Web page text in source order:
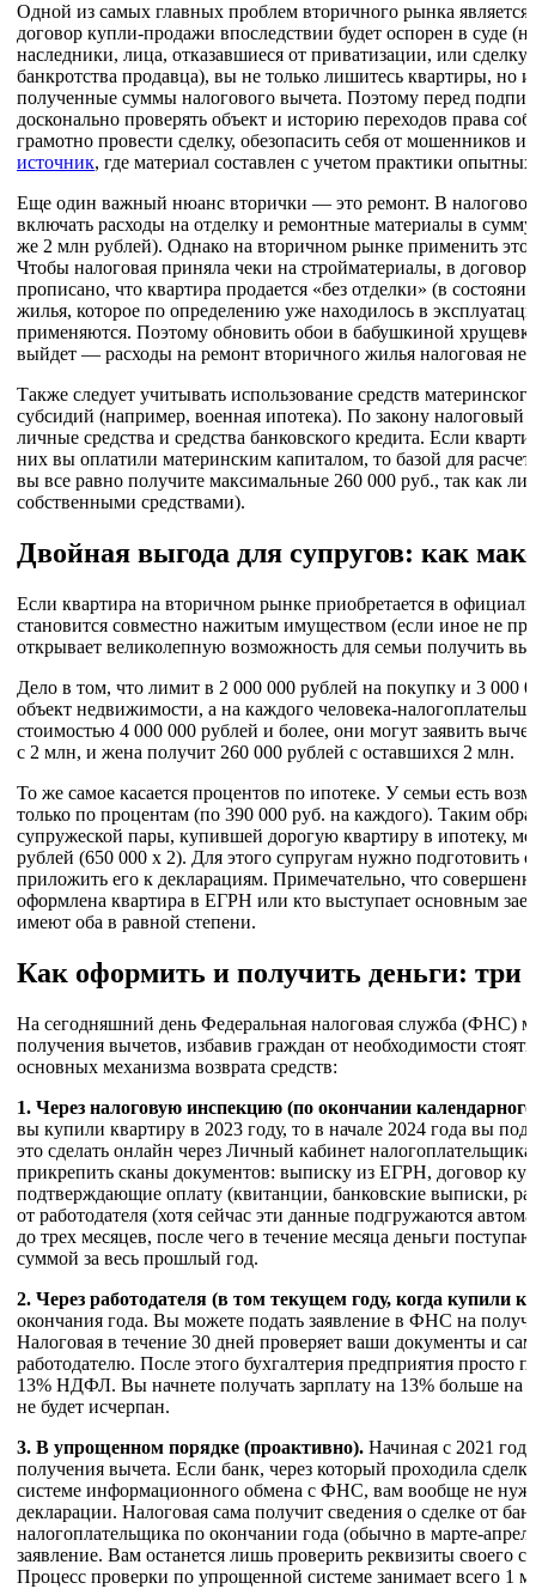
Одной из самых главных проблем вторичного рынка является
договор купли-продажи впоследствии будет оспорен в суде
наследники, лица, отказавшиеся от приватизации, или сделку
банкротства продавца), вы не только лишитесь квартиры, но и
полученные суммы налогового вычета. Поэтому перед
досконально проверять объект и историю переходов права
грамотно провести сделку, обезопасить себя от мошенников
источник, где материал составлен с учетом практики
Еще один важный нюанс вторички — это ремонт. В налоговом
включать расходы на отделку и ремонтные материалы в
же 2 млн рублей). Однако на вторичном рынке применить это
Чтобы налоговая приняла чеки на стройматериалы, в
прописано, что квартира продается «без отделки» (в
жилья, которое по определению уже находилось в
применяются. Поэтому обновить обои в бабушкиной
выйдет — расходы на ремонт вторичного жилья налоговая не
Также следует учитывать использование средств
субсидий (например, военная ипотека). По закону налоговый
личные средства и средства банковского кредита. Если
них вы оплатили материнским капиталом, то базой для
вы все равно получите максимальные 260 000 руб., так как
собственными средствами).
Двойная выгода для супругов: как
Если квартира на вторичном рынке приобретается в
становится совместно нажитым имуществом (если иное не
открывает великолепную возможность для семьи получить
Дело в том, что лимит в 2 000 000 рублей на покупку и 3 000
объект недвижимости, а на каждого человека-
стоимостью 4 000 000 рублей и более, они могут заявить
с 2 млн, и жена получит 260 000 рублей с оставшихся 2 млн.
То же самое касается процентов по ипотеке. У семьи есть
только по процентам (по 390 000 руб. на каждого). Таким
супружеской пары, купившей дорогую квартиру в ипотеку,
рублей (650 000 х 2). Для этого супругам нужно подготовить
приложить его к декларациям. Примечательно, что
оформлена квартира в ЕГРН или кто выступает основным
имеют оба в равной степени.
Как оформить и получить деньги: три
На сегодняшний день Федеральная налоговая служба (ФНС)
получения вычетов, избавив граждан от необходимости
основных механизма возврата средств:
1. Через налоговую инспекцию (по окончании календарного
вы купили квартиру в 2023 году, то в начале 2024 года вы
это сделать онлайн через Личный кабинет
прикрепить сканы документов: выписку из ЕГРН, договор
подтверждающие оплату (квитанции, банковские выписки,
от работодателя (хотя сейчас эти данные подгружаются
до трех месяцев, после чего в течение месяца деньги
суммой за весь прошлый год.
2. Через работодателя (в том текущем году, когда купили
окончания года. Вы можете подать заявление в ФНС на
Налоговая в течение 30 дней проверяет ваши документы и
работодателю. После этого бухгалтерия предприятия просто
13% НДФЛ. Вы начнете получать зарплату на 13% больше на
не будет исчерпан.
3. В упрощенном порядке (проактивно). Начиная с 2021
получения вычета. Если банк, через который проходила
системе информационного обмена с ФНС, вам вообще не
декларации. Налоговая сама получит сведения о сделке от
налогоплательщика по окончании года (обычно в марте-
заявление. Вам останется лишь проверить реквизиты своего
Процесс проверки по упрощенной системе занимает всего 1